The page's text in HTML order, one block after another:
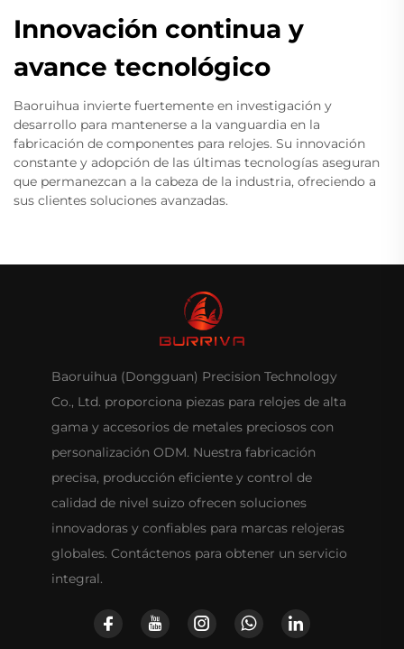
Innovación continua y
avance tecnológico
Baoruihua invierte fuertemente en investigación y
desarrollo para mantenerse a la vanguardia en la
fabricación de componentes para relojes. Su innovación
constante y adopción de las últimas tecnologías aseguran
que permanezcan a la cabeza de la industria, ofreciendo a
sus clientes soluciones avanzadas.
Baoruihua (Dongguan) Precision Technology
Co., Ltd. proporciona piezas para relojes de alta
gama y accesorios de metales preciosos con
personalización ODM. Nuestra fabricación
precisa, producción eficiente y control de
calidad de nivel suizo ofrecen soluciones
innovadoras y confiables para marcas relojeras
globales. Contáctenos para obtener un servicio
integral.